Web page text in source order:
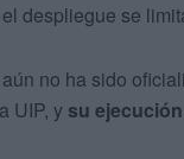
despliegue se
no ha sido
UIP, y su